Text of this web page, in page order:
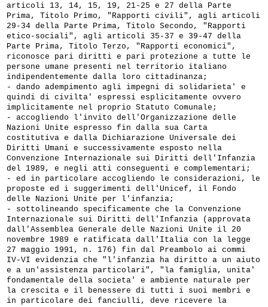
articoli 13, 14, 15, 19, 21-25 e 27 della Parte
Prima, Titolo Primo, "Rapporti civili", agli articoli
29-34 della Parte Prima, Titolo Secondo, "Rapporti
etico-sociali", agli articoli 35-37 e 39-47 della
Parte Prima, Titolo Terzo, "Rapporti economici",
riconosce pari diritti e pari protezione a tutte le
persone umane presenti nel territorio italiano
indipendentemente dalla loro cittadinanza;
- dando adempimento agli impegni di solidarieta' e
quindi di civilta' espressi esplicitamente ovvero
implicitamente nel proprio Statuto Comunale;
- accogliendo l'invito dell'Organizzazione delle
Nazioni Unite espresso fin dalla sua Carta
costitutiva e dalla Dichiarazione Universale dei
Diritti Umani e successivamente esposto nella
Convenzione Internazionale sui Diritti dell'Infanzia
del 1989, e negli atti conseguenti e complementari;
- ed in particolare accogliendo le considerazioni, le
proposte ed i suggerimenti dell'Unicef, il Fondo
delle Nazioni Unite per l'infanzia;
- sottolineando specificamente che la Convenzione
Internazionale sui Diritti dell'Infanzia (approvata
dall'Assemblea Generale delle Nazioni Unite il 20
novembre 1989 e ratificata dall'Italia con la legge
27 maggio 1991, n. 176) fin dal Preambolo ai commi
IV-VI evidenzia che "l'infanzia ha diritto a un aiuto
e a un'assistenza particolari", "la famiglia, unita'
fondamentale della societa' e ambiente naturale per
la crescita e il benessere di tutti i suoi membri e
in particolare dei fanciulli, deve ricevere la